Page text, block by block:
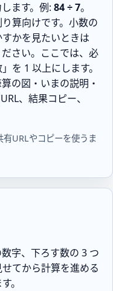
ます。例: 84 ÷ 7。
算向けです。小数の
かを見たいときは
ださい。ここでは、必
を 1 以上にします。
の図・いまの説明・
、結果コピー、
URLやコピーを使うま
字、下ろす数の 3 つ
てから計算を進める
。